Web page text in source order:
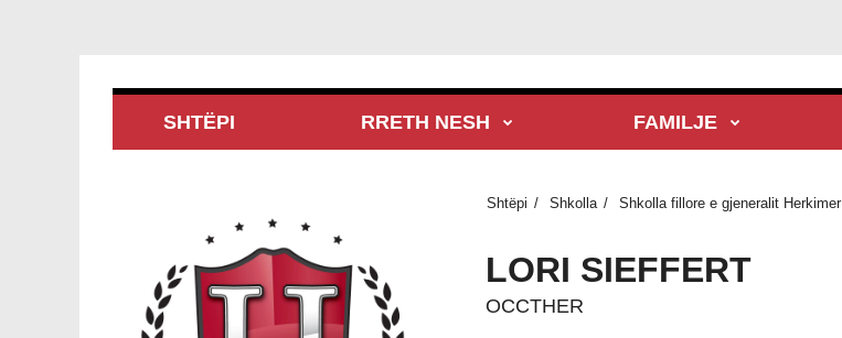
SHTËPI RRETH NESH FAMILJE
Shtëpi Shkolla Shkolla fillore e gjeneralit Herkimer
LORI SIEFFERT
OCCTHER